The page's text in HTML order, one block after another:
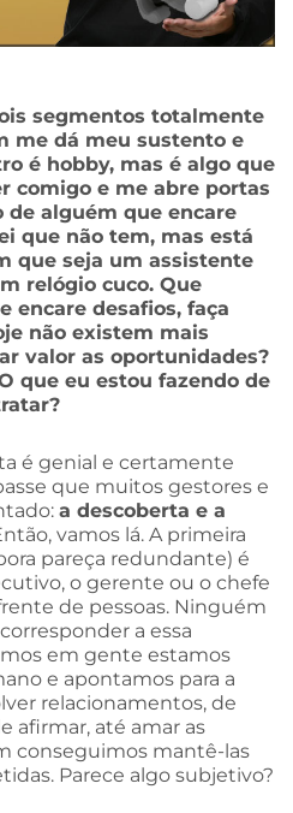
segmentos totalmente
me dá meu sustento e
é hobby, mas é algo que
comigo e me abre portas
alguém que encare
que não tem, mas está
que seja um assistente
relógio cuco. Que
encare desafios, faça
não existem mais
valor as oportunidades?
que eu estou fazendo de
é genial e certamente
que muitos gestores e
a descoberta e a
vamos lá. A primeira
pareça redundante) é
o gerente ou o chefe
de pessoas. Ninguém
a essa
em gente estamos
e apontamos para a
relacionamentos, de
afirmar, até amar as
conseguimos mantê-las
Parece algo subjetivo?